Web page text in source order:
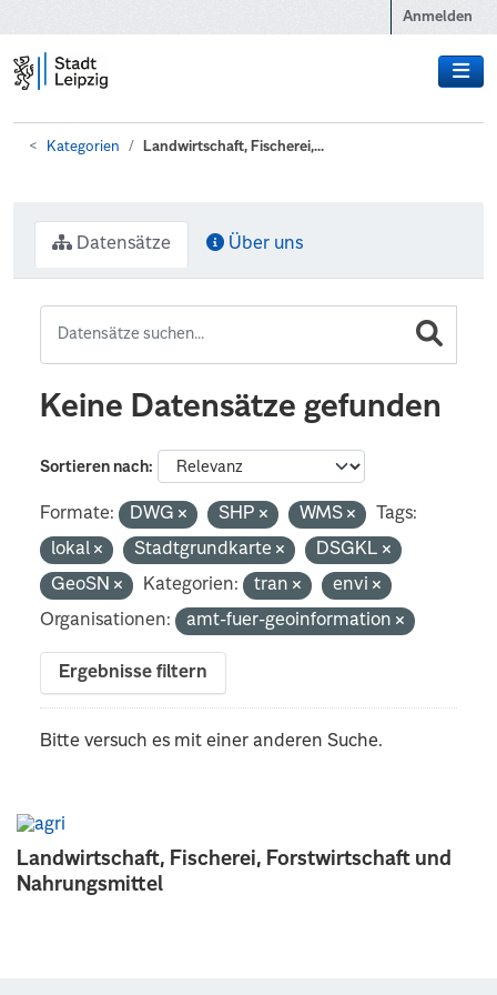
Anmelden
Kategorien Landwirtschaft, Fischerei,...
Landwirtschaft, Fischerei, Forstwirtschaft und
Nahrungsmittel
Datensätze Über uns
Keine Datensätze gefunden
Sortieren nach
Formate: DWG SHP WMS
Tags:
lokal
Stadtgrundkarte
DSGKL
GeoSN
Kategorien: tran
envi
Organisationen:
amt-fuer-geoinformation
Ergebnisse filtern
Bitte versuch es mit einer anderen Suche.